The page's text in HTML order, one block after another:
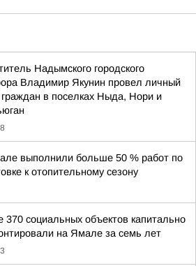
Надымского городского
Владимир Якунин провел личный
в поселках Ныда, Нори и
выполнили больше 50 % работ по
к отопительному сезону
социальных объектов капитально
на Ямале за семь лет